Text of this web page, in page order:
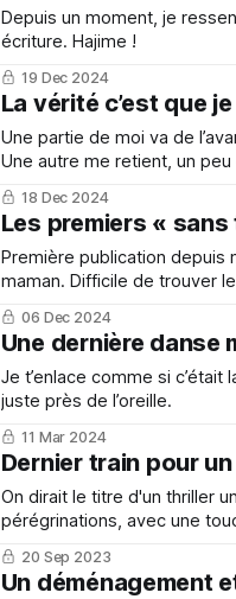
Depuis un moment, je
écriture. Hajime !
19 Dec 2024
La vérité c’est que
Une partie de moi va de
Une autre me retient, un
18 Dec 2024
Les premiers « sans
Première publication depuis
maman. Difficile de trouver
reprendre le clavier et de
partager aussi.
06 Dec 2024
Une dernière danse
Je t’enlace comme si
juste près de l’oreille.
11 Mar 2024
Dernier train pour
On dirait le titre d'un thriller
pérégrinations, avec une
20 Sep 2023
Un déménagement